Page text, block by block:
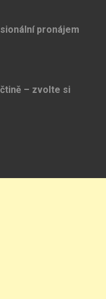
pronájem
– zvolte si